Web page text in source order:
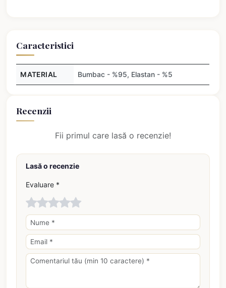
Caracteristici
MATERIAL Bumbac - %95, Elastan - %5
Recenzii
Fii primul care lasă o recenzie!
Lasă o recenzie
Evaluare *